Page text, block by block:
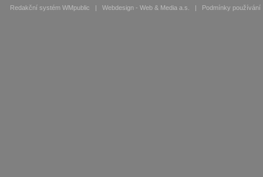
Redakční systém WMpublic | Webdesign - Web & Media a.s. | Podmínky používání